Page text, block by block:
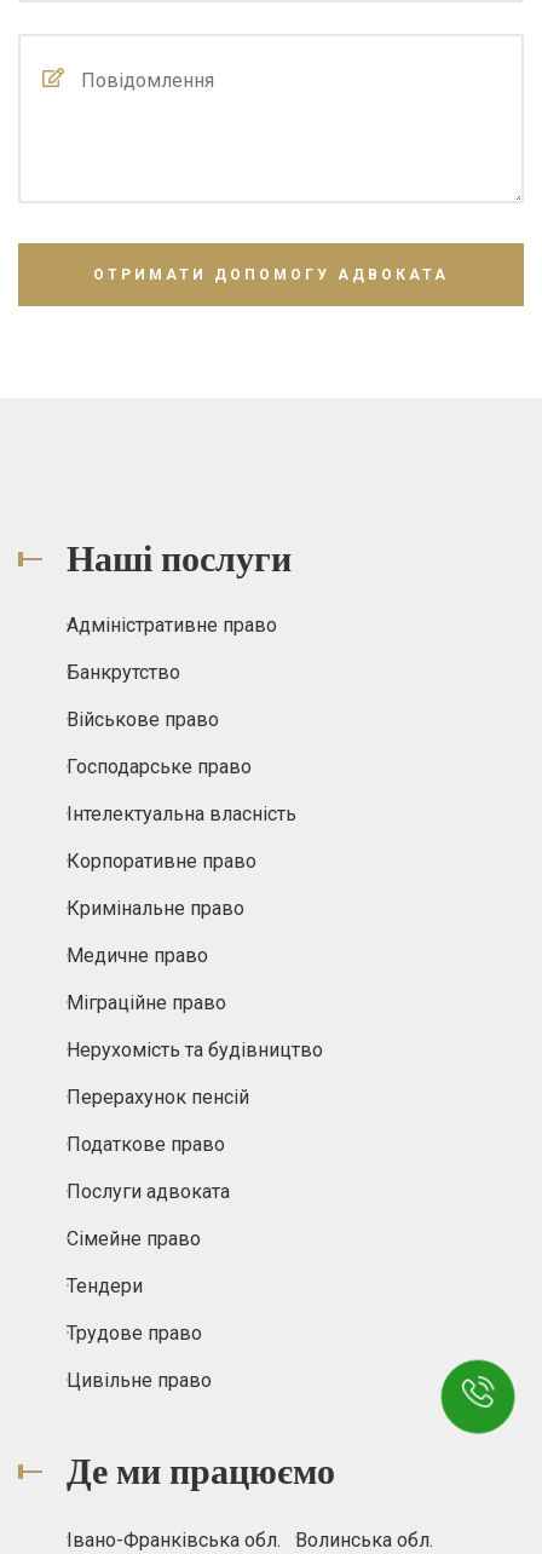
Наші послуги
Адміністративне право
Банкрутство
Військове право
Господарське право
Інтелектуальна власність
Корпоративне право
Кримінальне право
Медичне право
Міграційне право
Нерухомість та будівництво
Перерахунок пенсій
Податкове право
Послуги адвоката
Сімейне право
Тендери
Трудове право
Цивільне право
Де ми працюємо
Івано-Франківська обл. Волинська обл.